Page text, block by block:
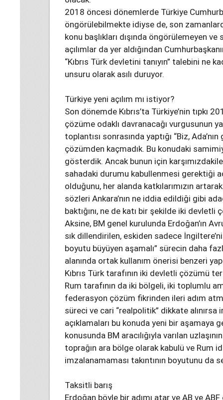
2018 öncesi dönemlerde Türkiye
öngörülebilmekte idiyse de, son
konu başlıkları dışında öngörülemeyen
açılımlar da yer aldığından
“Kıbrıs Türk devletini tanıyın” talebini
unsuru olarak asılı duruyor.
Türkiye yeni açılım mı istiyor?
Son dönemde Kıbrıs’ta Türkiye’nin tıpkı
çözüme odaklı davranacağı vurgusunun
toplantısı sonrasında yaptığı “Biz,
çözümden kaçmadık. Bu konudaki
gösterdik. Ancak bunun için
sahadaki durumu kabullenmesi gerektiği
olduğunu, her alanda katkılarımızın
sözleri Ankara’nın ne iddia edildiği gibi
baktığını, ne de katı bir şekilde iki
Aksine, BM genel kurulunda Erdoğan’ın
sık dillendirilen, eskiden sadece
boyutu büyüyen aşamalı” sürecin daha
alanında ortak kullanım önerisi benzeri
Kıbrıs Türk tarafının iki devletli çözümü
Rum tarafının da iki bölgeli, iki toplumlu
federasyon çözüm fikrinden ileri adım
süreci ve cari “realpolitik” dikkate
açıklamaları bu konuda yeni bir aşamaya
konusunda BM aracılığıyla varılan
toprağın ara bölge olarak kabulü ve Rum
imzalanamaması takıntının boyutunu da
Taksitli barış
Erdoğan böyle bir adımı atar ve AB ve